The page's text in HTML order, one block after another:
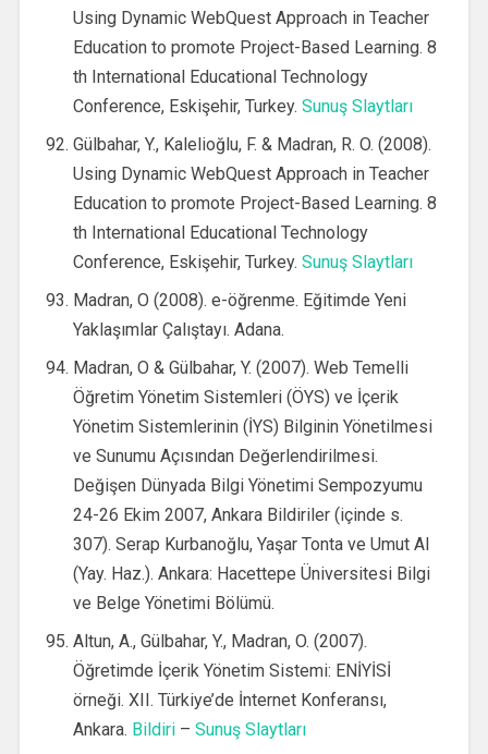
Using Dynamic WebQuest Approach in Teacher
Education to promote Project-Based Learning. 8
th International Educational Technology
Conference, Eskişehir, Turkey. Sunuş Slaytları
Gülbahar, Y., Kalelioğlu, F. & Madran, R. O. (2008).
Using Dynamic WebQuest Approach in Teacher
Education to promote Project-Based Learning. 8
th International Educational Technology
Conference, Eskişehir, Turkey. Sunuş Slaytları
Madran, O (2008). e-öğrenme. Eğitimde Yeni
Yaklaşımlar Çalıştayı. Adana.
Madran, O & Gülbahar, Y. (2007). Web Temelli
Öğretim Yönetim Sistemleri (ÖYS) ve İçerik
Yönetim Sistemlerinin (İYS) Bilginin Yönetilmesi
ve Sunumu Açısından Değerlendirilmesi.
Değişen Dünyada Bilgi Yönetimi Sempozyumu
24-26 Ekim 2007, Ankara Bildiriler (içinde s.
307). Serap Kurbanoğlu, Yaşar Tonta ve Umut Al
(Yay. Haz.). Ankara: Hacettepe Üniversitesi Bilgi
ve Belge Yönetimi Bölümü.
Altun, A., Gülbahar, Y., Madran, O. (2007).
Öğretimde İçerik Yönetim Sistemi: ENİYİSİ
örneği. XII. Türkiye’de İnternet Konferansı,
Ankara. Bildiri– Sunuş Slaytları